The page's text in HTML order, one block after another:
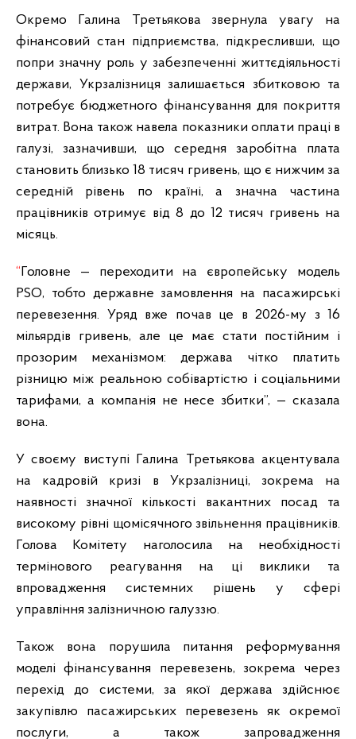
Окремо Галина Третьякова звернула увагу на
фінансовий стан підприємства, підкресливши, що
попри значну роль у забезпеченні життєдіяльності
держави, Укрзалізниця залишається збитковою та
потребує бюджетного фінансування для покриття
витрат. Вона також навела показники оплати праці в
галузі, зазначивши, що середня заробітна плата
становить близько 18 тисяч гривень, що є нижчим за
середній рівень по країні, а значна частина
працівників отримує від 8 до 12 тисяч гривень на
місяць.
“Головне — переходити на європейську модель
PSO, тобто державне замовлення на пасажирські
перевезення. Уряд вже почав це в 2026-му з 16
мільярдів гривень, але це має стати постійним і
прозорим механізмом: держава чітко платить
різницю між реальною собівартістю і соціальними
тарифами, а компанія не несе збитки”, — сказала
вона.
У своєму виступі Галина Третьякова акцентувала
на кадровій кризі в Укрзалізниці, зокрема на
наявності значної кількості вакантних посад та
високому рівні щомісячного звільнення працівників.
Голова Комітету наголосила на необхідності
термінового реагування на ці виклики та
впровадження системних рішень у сфері
управління залізничною галуззю.
Також вона порушила питання реформування
моделі фінансування перевезень, зокрема через
перехід до системи, за якої держава здійснює
закупівлю пасажирських перевезень як окремої
послуги, а також запровадження